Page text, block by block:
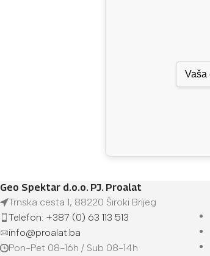
Geo Spektar d.o.o. PJ. Proalat
Trnska cesta 1, 88220 Široki Brijeg
Telefon: +387 (0) 63 113 513
info@proalat.ba
Pon-Pet 08-16h / Sub 08-14h